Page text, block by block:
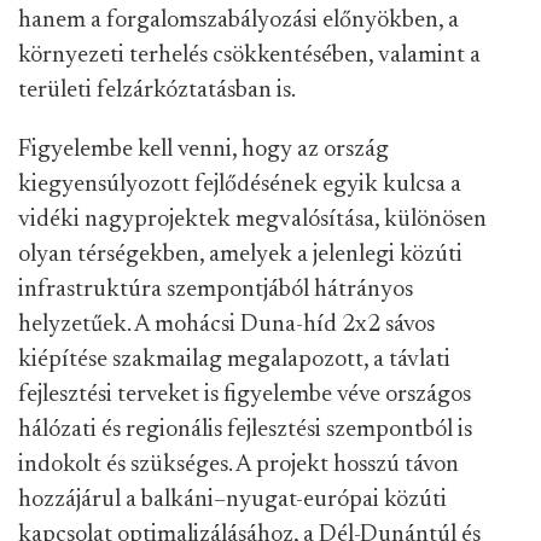
hanem a forgalomszabályozási előnyökben, a
környezeti terhelés csökkentésében, valamint a
területi felzárkóztatásban is.
Figyelembe kell venni, hogy az ország
kiegyensúlyozott fejlődésének egyik kulcsa a
vidéki nagyprojektek megvalósítása, különösen
olyan térségekben, amelyek a jelenlegi közúti
infrastruktúra szempontjából hátrányos
helyzetűek. A mohácsi Duna-híd 2x2 sávos
kiépítése szakmailag megalapozott, a távlati
fejlesztési terveket is figyelembe véve országos
hálózati és regionális fejlesztési szempontból is
indokolt és szükséges. A projekt hosszú távon
hozzájárul a balkáni–nyugat-európai közúti
kapcsolat optimalizálásához, a Dél-Dunántúl és